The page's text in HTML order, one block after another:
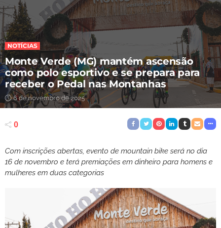
NOTÍCIAS
Monte Verde (MG) mantém ascensão
como polo esportivo e se prepara para
receber o Pedal nas Montanhas
6 de novembro de 2025
0
Com inscrições abertas, evento de mountain bike será no dia
16 de novembro e terá premiações em dinheiro para homens e
mulheres em duas categorias